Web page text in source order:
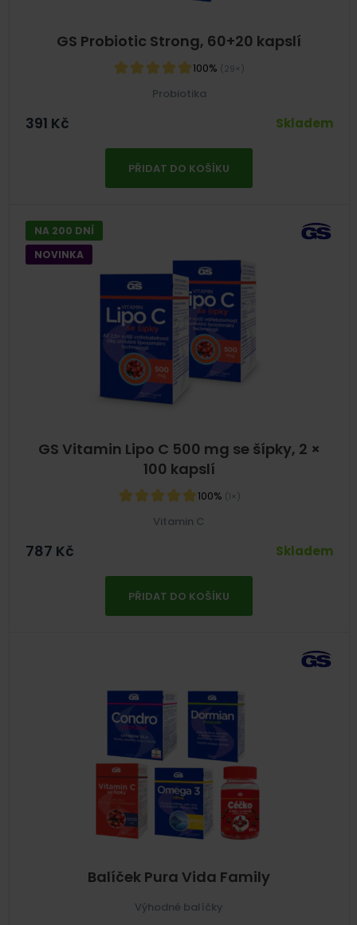
GS Probiotic Strong, 60+20 kapslí
100% (29×)
Probiotika
391 Kč Skladem
PŘIDAT DO KOŠÍKU
GS Vitamin Lipo C 500 mg se šípky, 2 ×
100 kapslí
100% (1×)
NA 200 DNÍ
NOVINKA
Vitamin C
787 Kč Skladem
PŘIDAT DO KOŠÍKU
Balíček Pura Vida Family
Výhodné balíčky